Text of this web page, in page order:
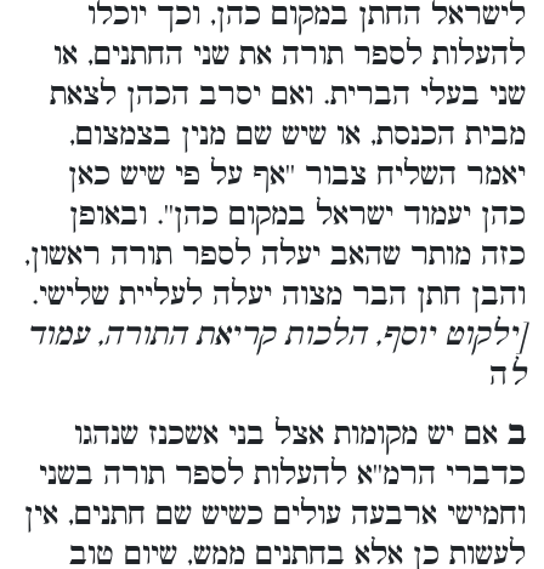
לישראל החתן במקום כהן, וכך יוכלו
להעלות לספר תורה את שני החתנים, או
שני בעלי הברית. ואם יסרב הכהן לצאת
מבית הכנסת, או שיש שם מנין בצמצום,
יאמר השליח צבור ''אף על פי שיש כאן
כהן יעמוד ישראל במקום כהן''. ובאופן
כזה מותר שהאב יעלה לספר תורה ראשון,
והבן חתן הבר מצוה יעלה לעליית שלישי.
[ילקוט יוסף, הלכות קריאת התורה, עמוד
לה
ב אם יש מקומות אצל בני אשכנז שנהגו
כדברי הרמ''א להעלות לספר תורה בשני
וחמישי ארבעה עולים כשיש שם חתנים, אין
לעשות כן אלא בחתנים ממש, שיום טוב